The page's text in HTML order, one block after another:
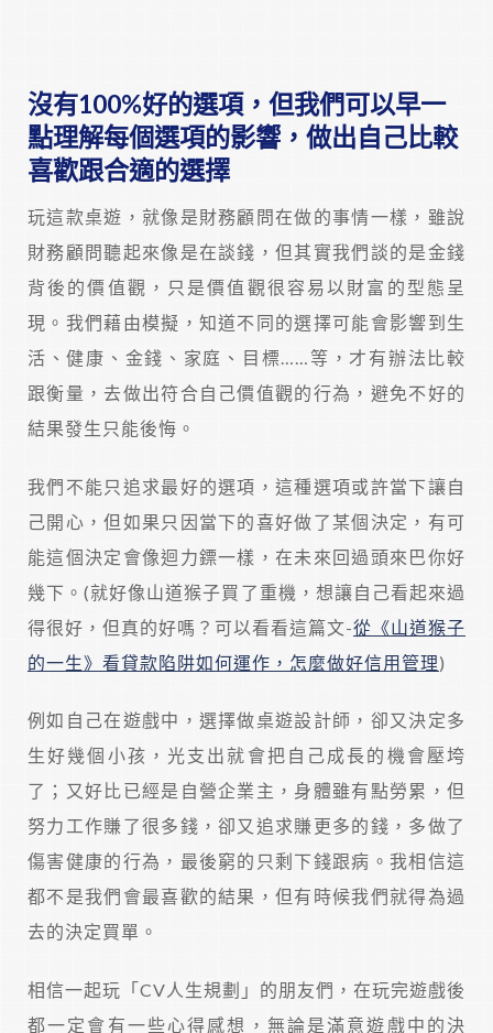
沒有100%好的選項，但我們可以早一
點理解每個選項的影響，做出自己比較
喜歡跟合適的選擇
玩這款桌遊，就像是財務顧問在做的事情一樣，雖說
財務顧問聽起來像是在談錢，但其實我們談的是金錢
背後的價值觀，只是價值觀很容易以財富的型態呈
現。我們藉由模擬，知道不同的選擇可能會影響到生
活、健康、金錢、家庭、目標……等，才有辦法比較
跟衡量，去做出符合自己價值觀的行為，避免不好的
結果發生只能後悔。
我們不能只追求最好的選項，這種選項或許當下讓自
己開心，但如果只因當下的喜好做了某個決定，有可
能這個決定會像迴力鏢一樣，在未來回過頭來巴你好
幾下。(就好像山道猴子買了重機，想讓自己看起來過
得很好，但真的好嗎？可以看看這篇文-從《山道猴子
的一生》看貸款陷阱如何運作，怎麼做好信用管理)
例如自己在遊戲中，選擇做桌遊設計師，卻又決定多
生好幾個小孩，光支出就會把自己成長的機會壓垮
了；又好比已經是自營企業主，身體雖有點勞累，但
努力工作賺了很多錢，卻又追求賺更多的錢，多做了
傷害健康的行為，最後窮的只剩下錢跟病。我相信這
都不是我們會最喜歡的結果，但有時候我們就得為過
去的決定買單。
相信一起玩「CV人生規劃」的朋友們，在玩完遊戲後
都一定會有一些心得感想，無論是滿意遊戲中的決